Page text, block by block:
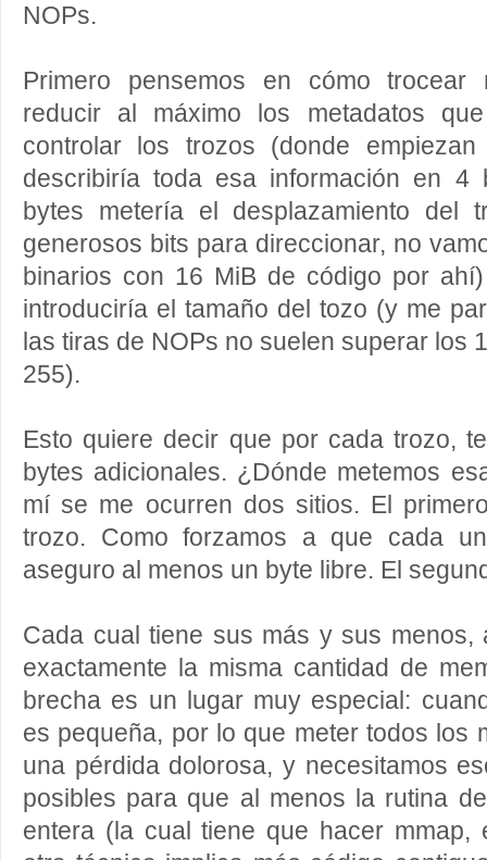
NOPs.
Primero pensemos en cómo trocear
reducir al máximo los metadatos
controlar los trozos (donde
describiría toda esa información en
bytes metería el desplazamiento del
generosos bits para direccionar, no
binarios con 16 MiB de código por
introduciría el tamaño del tozo (y me
las tiras de NOPs no suelen superar los
255).
Esto quiere decir que por cada trozo,
bytes adicionales. ¿Dónde metemos
mí se me ocurren dos sitios. El
trozo. Como forzamos a que cada
aseguro al menos un byte libre. El
Cada cual tiene sus más y sus menos,
exactamente la misma cantidad de
brecha es un lugar muy especial:
es pequeña, por lo que meter todos los
una pérdida dolorosa, y necesitamos
posibles para que al menos la rutina
entera (la cual tiene que hacer mmap,